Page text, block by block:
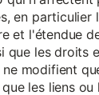
en particulier
et l'étendue
que les droits
modifient
les liens